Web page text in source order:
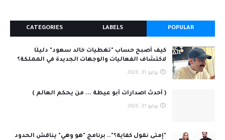
POPULAR
LABELS
CATEGORIES
كيف أصبح حساب "تغطيات خالد سعود" دليلًا
لاكتشاف الفعاليات والوجهات الجديدة في المملكة؟
يوليو 31, 2026
( أحدث اصدارات أبو عيطة ... من يحكم العالم )
يوليو 31, 2026
"إمتى نقول كفاية؟".. برنامج "هو وهي" يناقش الحدود